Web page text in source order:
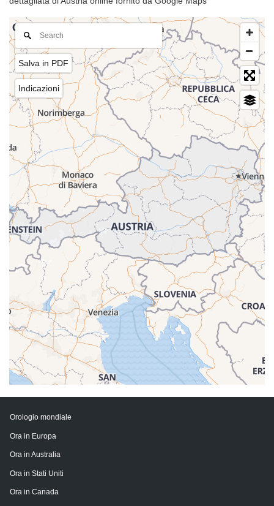
Salva in PDF
Indicazioni
Orologio mondiale
Ora in Europa
Ora in Australia
Ora in Stati Uniti
Ora in Canada